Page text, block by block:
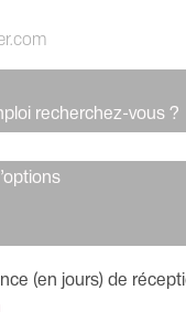
recherchez-vous ?
(en jours) de